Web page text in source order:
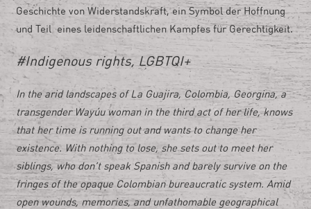
Geschichte von Widerstandskraft, ein Symbol der Hoffnung
und Teil eines leidenschaftlichen Kampfes für Gerechtigkeit.
#Indigenous rights, LGBTQI+
In the arid landscapes of La Guajira, Colombia, Georgina, a
transgender Wayúu woman in the third act of her life, knows
that her time is running out and wants to change her
existence. With nothing to lose, she sets out to meet her
siblings, who don’t speak Spanish and barely survive on the
fringes of the opaque Colombian bureaucratic system. Amid
open wounds, memories, and unfathomable geographical